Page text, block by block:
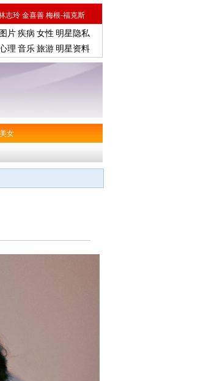
志玲 金喜善 梅根-福克斯
图片疾病 女性 明星隐私
理 音乐旅游 明星资料
女